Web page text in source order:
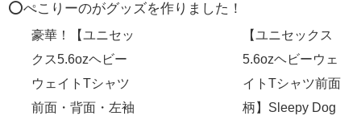
⭕️ぺこりーのがグッズを作りました！
豪華！【ユニセッ
クス5.6ozヘビー
ウェイトTシャツ
前面・背面・左袖
【ユニセックス
5.6ozヘビーウェ
イトTシャツ前面
柄】Sleepy Dog